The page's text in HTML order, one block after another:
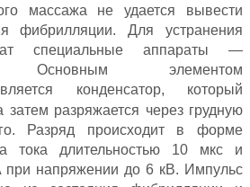
массажа не удается вывести
фибрилляции. Для устранения
специальные аппараты —
Основным элементом
конденсатор, который
затем разряжается через грудную
Разряд происходит в форме
тока длительностью 10 мкс и
при напряжении до 6 кВ. Импульс